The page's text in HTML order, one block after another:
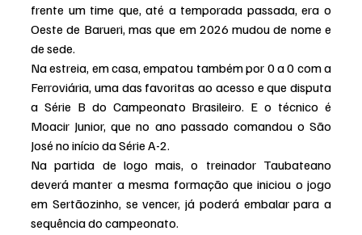
frente um time que, até a temporada passada, era o
Oeste de Barueri, mas que em 2026 mudou de nome e
de sede.
Na estreia, em casa, empatou também por 0 a 0 com a
Ferroviária, uma das favoritas ao acesso e que disputa
a Série B do Campeonato Brasileiro. E o técnico é
Moacir Junior, que no ano passado comandou o São
José no início da Série A-2.
Na partida de logo mais, o treinador Taubateano
deverá manter a mesma formação que iniciou o jogo
em Sertãozinho, se vencer, já poderá embalar para a
sequência do campeonato.